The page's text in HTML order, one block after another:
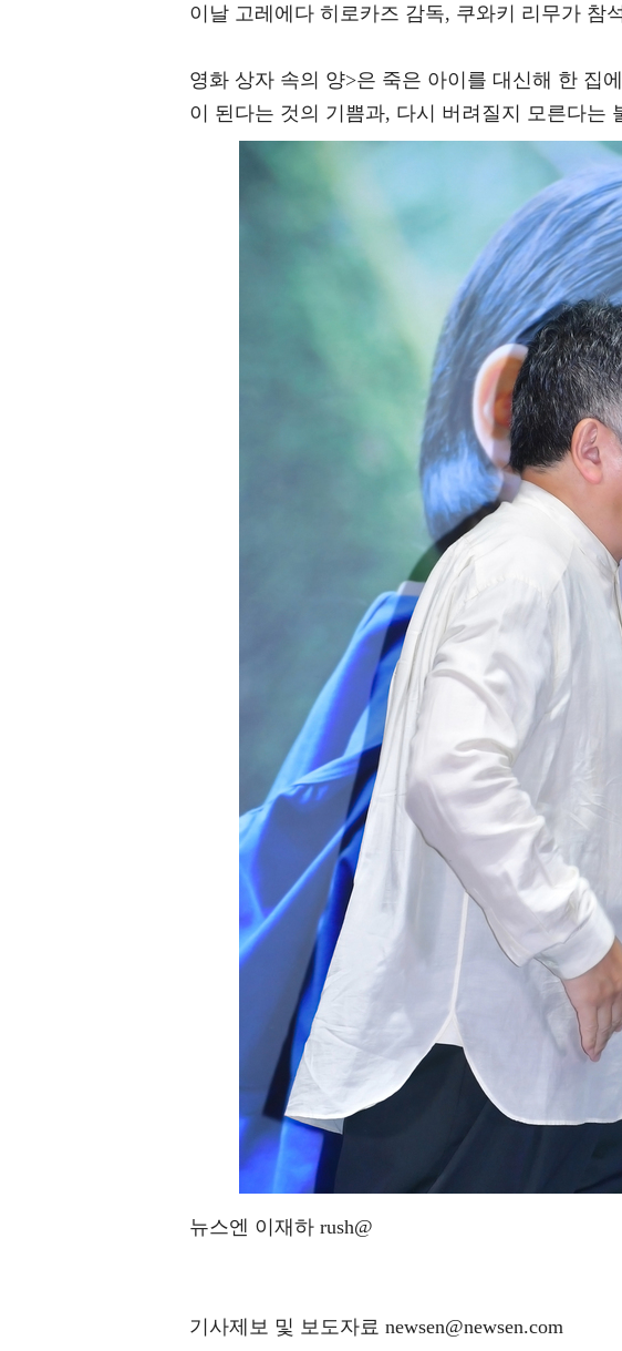
이날 고레에다 히로카즈 감독, 쿠와키 리무가 참
영화 상자 속의 양>은 죽은 아이를 대신해 한 집
이 된다는 것의 기쁨과, 다시 버려질지 모른다는
뉴스엔 이재하 rush@
기사제보 및 보도자료 newsen@newsen.com